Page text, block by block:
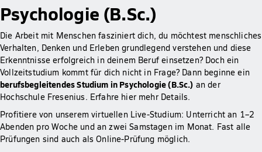
Psychologie (B.Sc.)
Die Arbeit mit Menschen fasziniert dich, du möchtest menschliches
Verhalten, Denken und Erleben grundlegend verstehen und diese
Erkenntnisse erfolgreich in deinem Beruf einsetzen? Doch ein
Vollzeitstudium kommt für dich nicht in Frage? Dann beginne ein
berufsbegleitendes Studium in Psychologie (B.Sc.) an der
Hochschule Fresenius. Erfahre hier mehr Details.
Profitiere von unserem virtuellen Live-Studium: Unterricht an 1–2
Abenden pro Woche und an zwei Samstagen im Monat. Fast alle
Prüfungen sind auch als Online-Prüfung möglich.